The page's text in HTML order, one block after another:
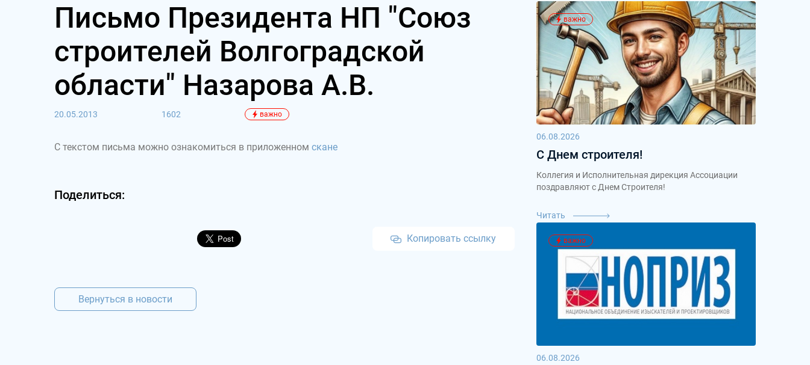
Письмо Президента НП "Союз
строителей Волгоградской
области" Назарова А.В.
20.05.2013 1602 важно
С текстом письма можно ознакомиться в приложенном скане
Поделиться:
Копировать ссылку
Вернуться в новости
важно
06.08.2026
С Днем строителя!
Коллегия и Исполнительная дирекция Ассоциации
поздравляют с Днем Строителя!
Читать
важно
06.08.2026